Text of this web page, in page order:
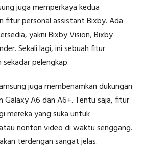
juga memperkaya kedua
fitur personal assistant Bixby. Ada
yakni Bixby Vision, Bixby
Sekali lagi, ini sebuah fitur
pelengkap.
juga membenamkan dukungan
Galaxy A6 dan A6+. Tentu saja, fitur
mereka yang suka untuk
nonton video di waktu senggang.
terdengan sangat jelas.